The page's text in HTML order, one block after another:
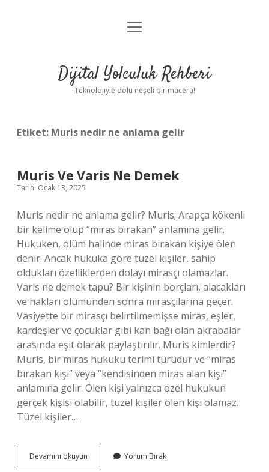
Anasayfa
Yasal Uyarı
menüyü
Dijital Yolculuk Rehberi
Teknolojiyle dolu neşeli bir macera!
Etiket: Muris nedir ne anlama gelir
Muris Ve Varis Ne Demek
Tarih: Ocak 13, 2025
Muris nedir ne anlama gelir? Muris; Arapça kökenli
bir kelime olup “miras bırakan” anlamına gelir.
Hukuken, ölüm halinde miras bırakan kişiye ölen
denir. Ancak hukuka göre tüzel kişiler, sahip
oldukları özelliklerden dolayı mirasçı olamazlar.
Varis ne demek tapu? Bir kişinin borçları, alacakları
ve hakları ölümünden sonra mirasçılarına geçer.
Vasiyette bir mirasçı belirtilmemişse miras, eşler,
kardeşler ve çocuklar gibi kan bağı olan akrabalar
arasında eşit olarak paylaştırılır. Muris kimlerdir?
Muris, bir miras hukuku terimi türüdür ve “miras
bırakan kişi” veya “kendisinden miras alan kişi”
anlamına gelir. Ölen kişi yalnızca özel hukukun
gerçek kişisi olabilir, tüzel kişiler ölen kişi olamaz.
Tüzel kişiler…
Devamını okuyun
Ve
Yorum Bırak